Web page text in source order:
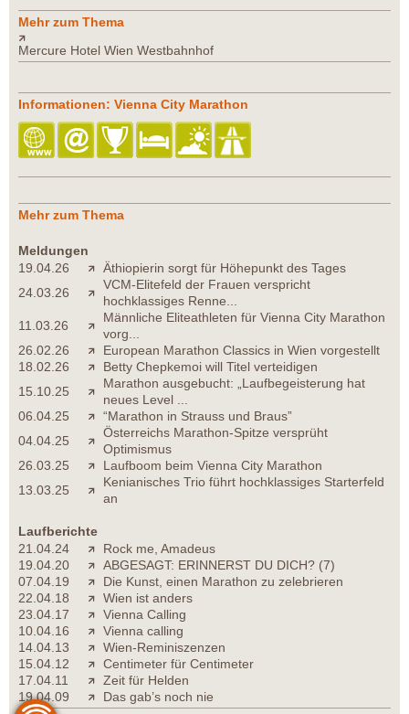
Mehr zum Thema
Mercure Hotel Wien Westbahnhof
Informationen: Vienna City Marathon
Mehr zum Thema
Meldungen
19.04.26
Äthiopierin sorgt für Höhepunkt des Tages
24.03.26
VCM-Elitefeld der Frauen verspricht
hochklassiges Renne...
11.03.26
Männliche Eliteathleten für Vienna City Marathon
vorg...
26.02.26
European Marathon Classics in Wien vorgestellt
18.02.26
Betty Chepkemoi will Titel verteidigen
15.10.25
Marathon ausgebucht: „Laufbegeisterung hat
neues Level ...
06.04.25
“Marathon in Strauss und Braus”
04.04.25
Österreichs Marathon-Spitze versprüht
Optimismus
26.03.25
Laufboom beim Vienna City Marathon
13.03.25
Kenianisches Trio führt hochklassiges Starterfeld
an
Laufberichte
21.04.24
Rock me, Amadeus
19.04.20
ABGESAGT: ERINNERST DU DICH? (7)
07.04.19
Die Kunst, einen Marathon zu zelebrieren
22.04.18
Wien ist anders
23.04.17
Vienna Calling
10.04.16
Vienna calling
14.04.13
Wien-Reminiszenzen
15.04.12
Centimeter für Centimeter
17.04.11
Zeit für Helden
19.04.09
Das gab’s noch nie